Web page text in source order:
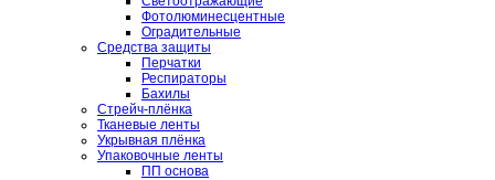
Фотолюминесцентные
Оградительные
Средства защиты
Перчатки
Респираторы
Бахилы
Стрейч-плёнка
Тканевые ленты
Укрывная плёнка
Упаковочные ленты
ПП основа